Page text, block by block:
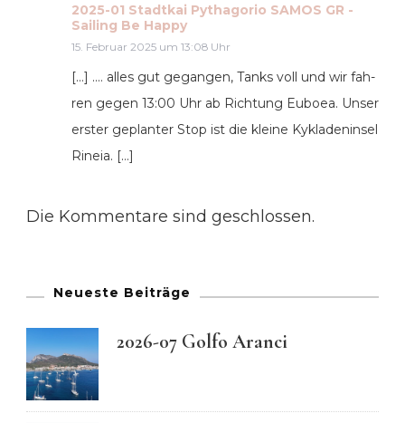
2025-01 Stadtkai Pythagorio SAMOS GR -
Sailing Be Happy
15. Februar 2025 um 13:08 Uhr
[…] .… alles gut gegan­gen, Tanks voll und wir fah­
ren gegen 13:00 Uhr ab Rich­tung Euboea. Unser
ers­ter geplan­ter Stop ist die klei­ne Kykla­den­in­sel
Rine­ia. […]
Die Kommentare sind geschlossen.
Neueste Beiträge
2026-07 Golfo Aranci